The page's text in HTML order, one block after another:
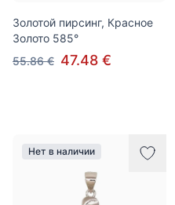
Золотой пирсинг, Красное
Золото 585°
55.86 € 47.48 €
Нет в наличии